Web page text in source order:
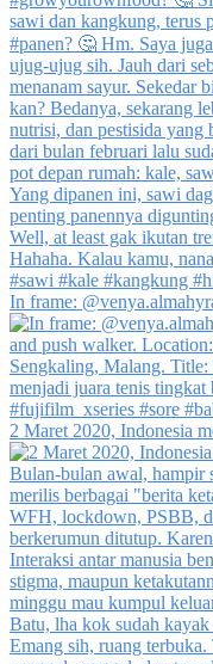
In frame:
2 Maret 2020, Indonesia